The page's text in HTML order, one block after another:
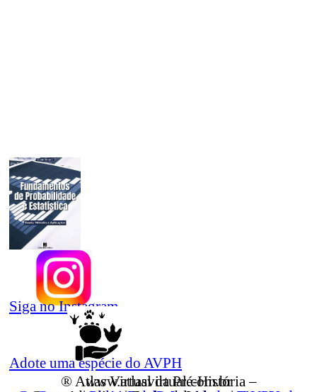
Siga no Instagram
Adote uma espécie do AVPH
® Atlas Virtual da Pré-História – www.atlasvirtual.com.br